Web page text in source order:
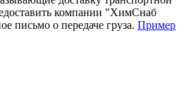
компании "ХимСнаб
письмо о передаче груза. Пример